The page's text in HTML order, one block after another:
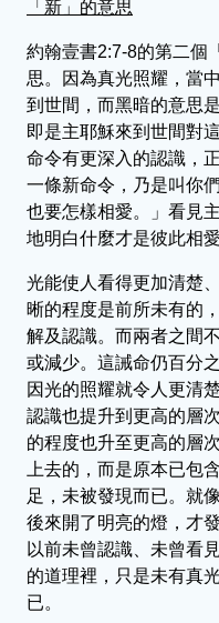
「新」的意思
約翰壹書2:7-8的第二個
思。因為真光照耀，當
到世間，而黑暗的意思
即是主耶穌來到世間對
命令有更深入的認識，
一條新命令，乃是叫你
也要怎樣相愛。」看見
地明白什麼才是彼此相
光能使人看得更加清楚
晰的程度是前所未有的
解及認識。而兩者之間
或減少。這誡命仍百分
因光的照耀就令人更清
認識也提升到更高的層
的程度也升至更高的層
上去的，而是原本已包
足，未被發現而已。就
後來開了明亮的燈，才
以前未曾認識、未曾看
的道理裡，只是未有真
已。